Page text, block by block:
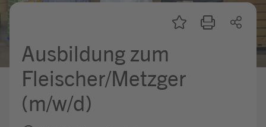
Mein Kandidat:innenprofil
Ausbildung zum
Fleischer/Metzger
(m/w/d)